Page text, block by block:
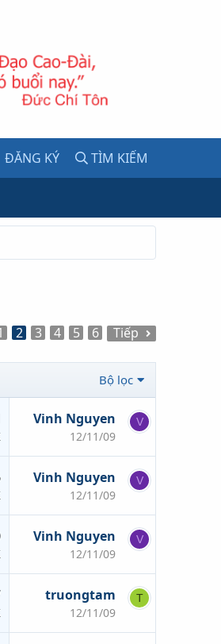
ĐĂNG KÝ TÌM KIẾM
2 3 4 5 6 Tiếp
Bộ lọc
Vinh Nguyen
12/11/09
V
Vinh Nguyen
12/11/09
V
Vinh Nguyen
12/11/09
V
truongtam
12/11/09
T